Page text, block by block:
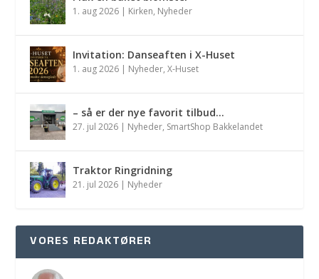
1. aug 2026 | Kirken, Nyheder
Invitation: Danseaften i X-Huset
1. aug 2026 | Nyheder,X-Huset
– så er der nye favorit tilbud…
27. jul 2026 | Nyheder, SmartShop Bakkelandet
Traktor Ringridning
21. jul 2026 | Nyheder
VORES REDAKTØRER